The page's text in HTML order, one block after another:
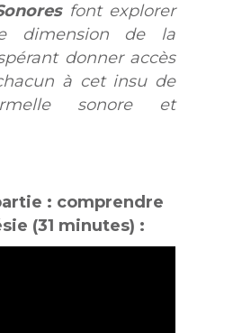
font explorer
dimension de la
donner accès
à cet insu de
sonore et
: comprendre
(31 minutes) :